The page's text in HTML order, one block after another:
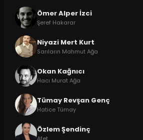
Ömer Alper İzci
Şeref Hakarar
Niyazi Mert Kurt
Sarıların Mahmut Ağa
Okan Kağnıcı
Hacı Murat Ağa
Tümay Revşan Genç
Hatice Tümay
Özlem Şendinç
Afet